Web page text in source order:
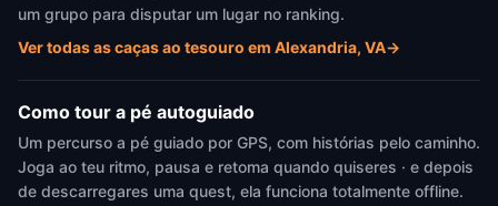
um grupo para disputar um lugar no ranking.
Ver todas as caças ao tesouro em Alexandria, VA→
Como tour a pé autoguiado
Um percurso a pé guiado por GPS, com histórias pelo caminho.
Joga ao teu ritmo, pausa e retoma quando quiseres · e depois
de descarregares uma quest, ela funciona totalmente offline.